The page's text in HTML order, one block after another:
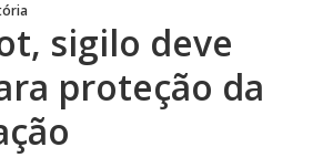
sigilo deve
proteção da